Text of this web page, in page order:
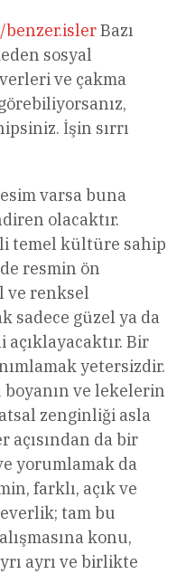
benzer.islerBazı
sosyal
ve çakma
İşin sırrı
varsa buna
olacaktır.
temel kültüre sahip
resmin ön
ve renksel
sadece güzel ya da
Bir
yetersizdir.
ve lekelerin
zenginliği asla
açısından da bir
yorumlamak da
farklı, açık ve
tam bu
konu,
ayrı ve birlikte